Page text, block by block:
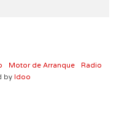
Motor de Arranque
Radio
by Idoo